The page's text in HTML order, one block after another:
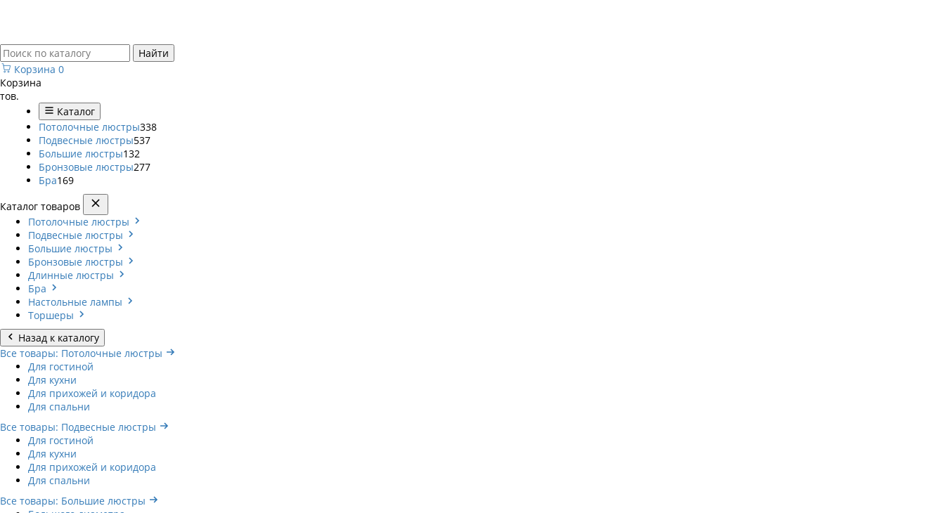
Найти
Корзина 0
Корзина
тов.
Каталог
Потолочные люстры338
Подвесные люстры537
Большие люстры132
Бронзовые люстры277
Бра169
Каталог товаров
Потолочные люстры
Подвесные люстры
Большие люстры
Бронзовые люстры
Длинные люстры
Бра
Настольные лампы
Торшеры
Назад к каталогу
Все товары: Потолочные люстры
Для гостиной
Для кухни
Для прихожей и коридора
Для спальни
Все товары: Подвесные люстры
Для гостиной
Для кухни
Для прихожей и коридора
Для спальни
Все товары: Большие люстры